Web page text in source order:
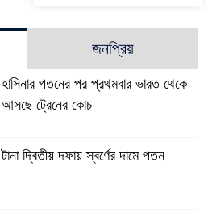
জনপ্রিয়
হাসিনার পতনের পর প্রথমবার ভারত থেকে
আসছে ট্রেনের কোচ
টানা দ্বিতীয় দফায় স্বর্ণের দামে পতন